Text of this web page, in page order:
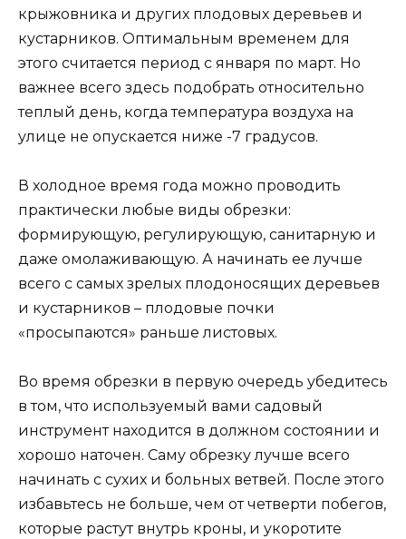
крыжовника и других плодовых деревьев и
кустарников. Оптимальным временем для
этого считается период с января по март. Но
важнее всего здесь подобрать относительно
теплый день, когда температура воздуха на
улице не опускается ниже -7 градусов.
В холодное время года можно проводить
практически любые виды обрезки:
формирующую, регулирующую, санитарную и
даже омолаживающую. А начинать ее лучше
всего с самых зрелых плодоносящих деревьев
и кустарников – плодовые почки
«просыпаются» раньше листовых.
Во время обрезки в первую очередь убедитесь
в том, что используемый вами садовый
инструмент находится в должном состоянии и
хорошо наточен. Саму обрезку лучше всего
начинать с сухих и больных ветвей. После этого
избавьтесь не больше, чем от четверти побегов,
которые растут внутрь кроны, и укоротите